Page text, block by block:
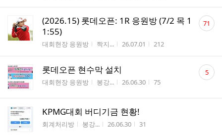
(2026.15) 롯데오픈: 1R 응원방 (7/2 목 1
1:55)
게시판명
대회현장 응원방 작성자
짝지... 작성시간
26.07.01 조회수
212
댓
글71
롯데오픈 현수막 설치
게시판명
대회현장 응원방 작성자
봉강... 작성시간
26.06.30 조회수
75
댓
글 5
KPMG대회 버디기금 현황!
게시판명
회계처리방 작성자
봉강... 작성시간
26.06.30 조회수
31